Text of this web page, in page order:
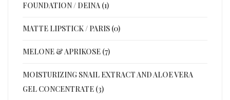
FOUNDATION / DEINA (1)
MATTE LIPSTICK / PARIS (0)
MELONE & APRIKOSE (7)
MOISTURIZING SNAIL EXTRACT AND ALOE VERA
GEL CONCENTRATE (3)